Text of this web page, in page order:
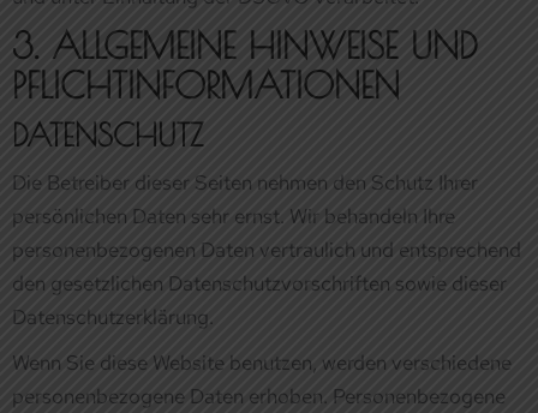
persönlichen Daten sehr ernst. Wir behandeln Ihre
personenbezogenen Daten vertraulich und entsprechend
den gesetzlichen Datenschutzvorschriften sowie dieser
Datenschutzerklärung.
Wenn Sie diese Website benutzen, werden verschiedene
personenbezogene Daten erhoben. Personenbezogene
Daten sind Daten, mit denen Sie persönlich identifiziert
werden können. Die vorliegende Datenschutzerklärung
erläutert, welche Daten wir erheben und wofür wir sie
das geschieht.